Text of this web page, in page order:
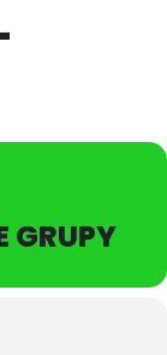
GRUPY